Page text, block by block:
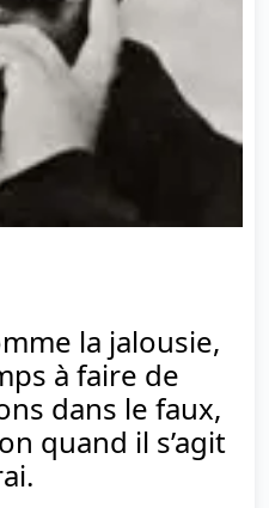
la jalousie,
à faire de
dans le faux,
quand il s’agit